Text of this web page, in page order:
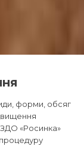
форми, обсяг
ЗДО «Росинка»